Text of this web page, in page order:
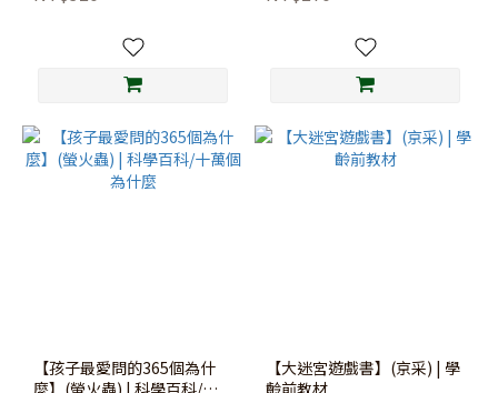
【孩子最愛問的365個為什
麼】(螢火蟲) | 科學百科/十
【大迷宮遊戲書】(京采) | 學
齡前教材